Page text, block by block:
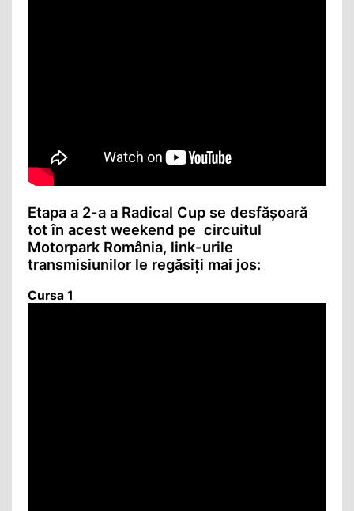
Etapa a 2-a a Radical Cup se desfășoară
tot în acest weekend pe circuitul
Motorpark România, link-urile
transmisiunilor le regăsiți mai jos:
Cursa 1